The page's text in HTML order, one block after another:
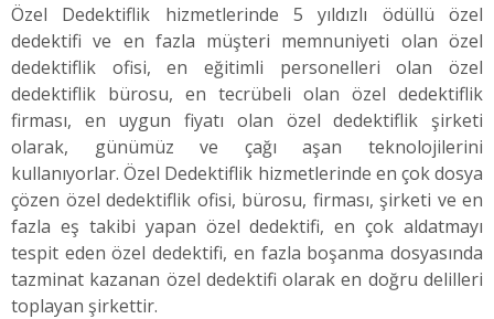
Özel Dedektiflik hizmetlerinde 5 yıldızlı ödüllü özel
dedektifi ve en fazla müşteri memnuniyeti olan özel
dedektiflik ofisi, en eğitimli personelleri olan özel
dedektiflik bürosu, en tecrübeli olan özel dedektiflik
firması, en uygun fiyatı olan özel dedektiflik şirketi
olarak, günümüz ve çağı aşan teknolojilerini
kullanıyorlar. Özel Dedektiflik hizmetlerinde en çok dosya
çözen özel dedektiflik ofisi, bürosu, firması, şirketi ve en
fazla eş takibi yapan özel dedektifi, en çok aldatmayı
tespit eden özel dedektifi, en fazla boşanma dosyasında
tazminat kazanan özel dedektifi olarak en doğru delilleri
toplayan şirkettir.